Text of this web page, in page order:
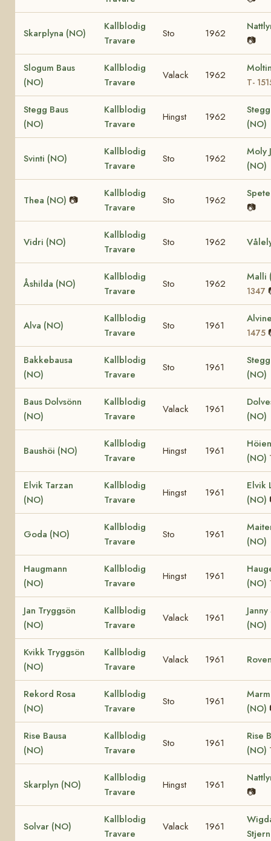
Skarplyna (NO)
Kallblodig
Travare
Sto 1962
📷
Slogum Baus
(NO)
Kallblodig
Travare
Valack 1962
T-
Stegg Baus
(NO)
Kallblodig
Travare
Hingst 1962
(NO)
Svinti (NO)
Kallblodig
Travare
Sto 1962
Moly
(NO)
Thea (NO) 📷
Kallblodig
Travare
Sto 1962
📷
Vidri (NO)
Kallblodig
Travare
Sto 1962
Åshilda (NO)
Kallblodig
Travare
Sto 1962
Malli
1347
Alva (NO)
Kallblodig
Travare
Sto 1961
1475
Bakkebausa
(NO)
Kallblodig
Travare
Sto 1961
(NO)
Baus Dolvsönn
(NO)
Kallblodig
Travare
Valack 1961
(NO)
Baushöi (NO)
Kallblodig
Travare
Hingst 1961
(NO)
Elvik Tarzan
(NO)
Kallblodig
Travare
Hingst 1961
Elvik
(NO)
Goda (NO)
Kallblodig
Travare
Sto 1961
(NO)
Haugmann
(NO)
Kallblodig
Travare
Hingst 1961
(NO)
Jan Tryggsön
(NO)
Kallblodig
Travare
Valack 1961
(NO)
Kvikk Tryggsön
(NO)
Kallblodig
Travare
Valack 1961
Rekord Rosa
(NO)
Kallblodig
Travare
Sto 1961
(NO)
Rise Bausa
(NO)
Kallblodig
Travare
Sto 1961
Rise
(NO)
Skarplyn (NO)
Kallblodig
Travare
Hingst 1961
📷
Solvar (NO)
Kallblodig
Travare
Valack 1961